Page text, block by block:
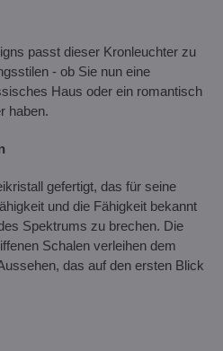
passt dieser Kronleuchter zu
- ob Sie nun eine
Haus oder ein romantisch
haben.
gefertigt, das für seine
und die Fähigkeit bekannt
Spektrums zu brechen. Die
Schalen verleihen dem
das auf den ersten Blick